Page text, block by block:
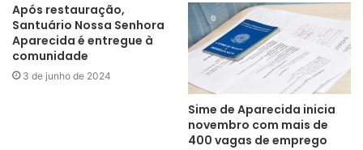
Após restauração,
Santuário Nossa Senhora
Aparecida é entregue à
comunidade
3 de junho de 2024
Sime de Aparecida inicia
novembro com mais de
400 vagas de emprego